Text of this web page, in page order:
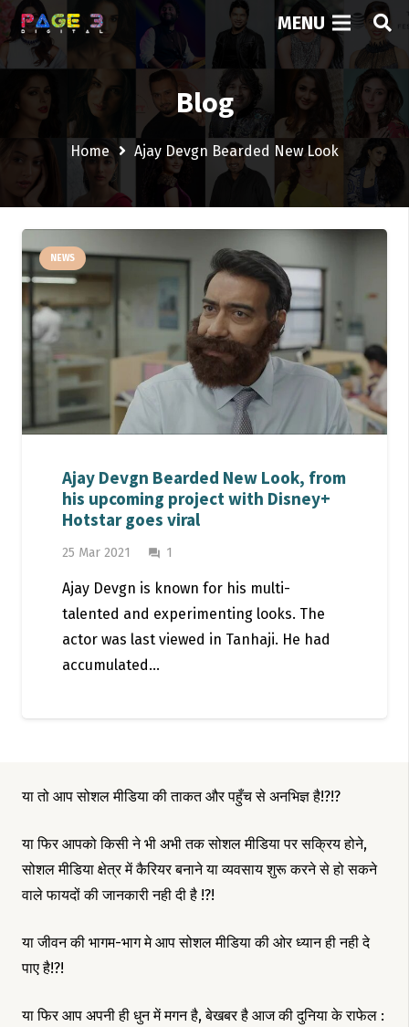
MENU
Blog
Home Ajay Devgn Bearded New Look
NEWS
Ajay Devgn Bearded New Look, from
his upcoming project with Disney+
Hotstar goes viral
25 Mar 2021 question_answer 1
Ajay Devgn is known for his multi-
talented and experimenting looks. The
actor was last viewed in Tanhaji. He had
accumulated…
या तो आप सोशल मीडिया की ताकत और पहुँच से अनभिज्ञ है!?!?
या फिर आपको किसी ने भी अभी तक सोशल मीडिया पर सक्रिय होने,
सोशल मीडिया क्षेत्र में कैरियर बनाने या व्यवसाय शुरू करने से हो सकने
वाले फायदों की जानकारी नही दी है !?!
या जीवन की भागम-भाग मे आप सोशल मीडिया की ओर ध्यान ही नही दे
पाए है!?!
या फिर आप अपनी ही धुन में मगन है, बेखबर है आज की दुनिया के राफेल :